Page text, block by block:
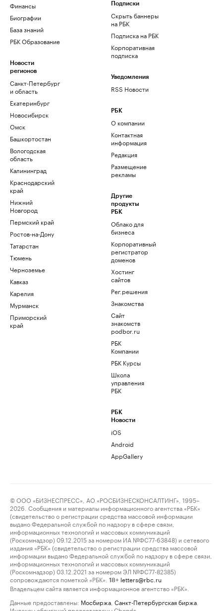
Финансы
Биографии
База знаний
РБК Образование
Новости
регионов
Санкт-Петербург
и область
Екатеринбург
Новосибирск
Омск
Башкортостан
Вологодская
область
Калининград
Краснодарский
край
Нижний
Новгород
Пермский край
Ростов-на-Дону
Татарстан
Тюмень
Черноземье
Кавказ
Карелия
Мурманск
Приморский
край
Подписки
Скрыть баннеры
на РБК
Подписка на РБК
Корпоративная
подписка
Уведомления
RSS Новости
РБК
О компании
Контактная
информация
Редакция
Размещение
рекламы
Другие
продукты
РБК
Облако для
бизнеса
Корпоративный
регистратор
доменов
Хостинг
сайтов
Рег.решения
Знакомства
Сайт
знакомств
podbor.ru
РБК
Компании
РБК Курсы
Школа
управления
РБК
РБК
Новости
iOS
Android
AppGallery
© ООО «БИЗНЕСПРЕСС», АО «РОСБИЗНЕСКОНСАЛТИНГ», 1995–
2026. Сообщения и материалы информационного агентства «РБК»
(свидетельство о регистрации средства массовой информации
выдано Федеральной службой по надзору в сфере связи,
информационных технологий и массовых коммуникаций
(Роскомнадзор) 09.12.2015 за номером ИА №ФС77-63848) и сетевого
издания «РБК» (свидетельство о регистрации средства массовой
информации выдано Федеральной службой по надзору в сфере связи,
информационных технологий и массовых коммуникаций
(Роскомнадзор) 03.12.2021 за номером ЭЛ №ФС77-82385)
сопровождаются пометкой «РБК».
18+ letters@rbc.ru
Владельцем сайта является информационное агентство «РБК».
Данные предоставлены: Мосбиржа Санкт-Петербургская биржа